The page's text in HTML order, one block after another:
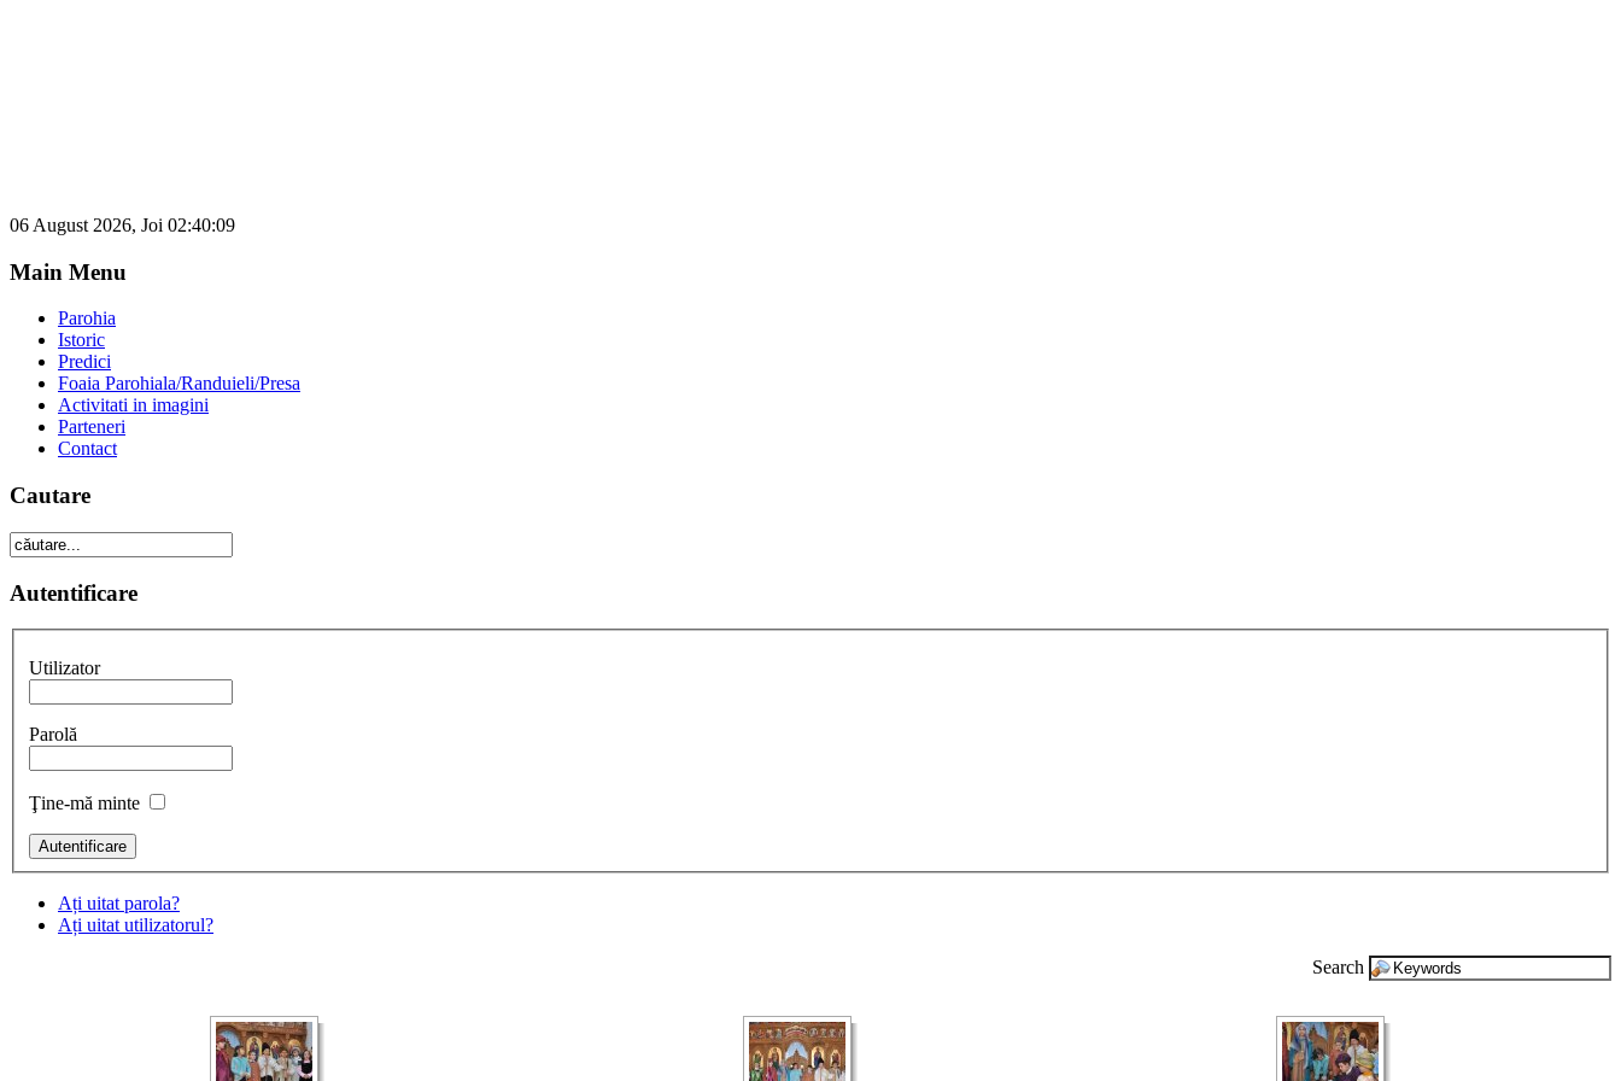
06 August 2026, Joi 02:40:09
Main Menu
Parohia
Istoric
Predici
Foaia Parohiala/Randuieli/Presa
Activitati in imagini
Parteneri
Contact
Cautare
Autentificare
Utilizator
Parolă
Ţine-mă minte
Ați uitat parola?
Ați uitat utilizatorul?
Search